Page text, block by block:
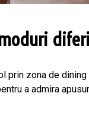
prin zona de
a admira